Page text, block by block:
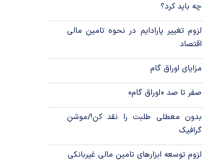
چه باید کرد؟
لزوم تغییر پارادایم در نحوه تامین مالی
اقتصاد
مزایای اوراق گام
صفر تا صد «اوراق گام»
بدون معطلی طلبت را نقد کن!/موشن
گرافیک
لزوم توسعه ابزارهای تامین مالی غیربانکی